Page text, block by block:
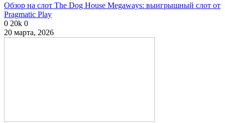
Обзор на слот The Dog House Megaways: выигрышный слот от
Pragmatic Play
0 20k 0
20 марта, 2026